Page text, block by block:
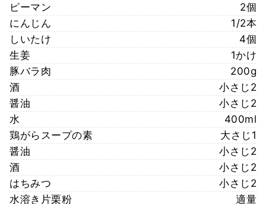
ピーマン
2個
にんじん
1/2本
しいたけ
4個
生姜
1かけ
豚バラ肉
200g
酒
小さじ2
醤油
小さじ2
水
400ml
鶏がらスープの素
大さじ1
醤油
小さじ2
酒
小さじ2
はちみつ
小さじ2
水溶き片栗粉
適量